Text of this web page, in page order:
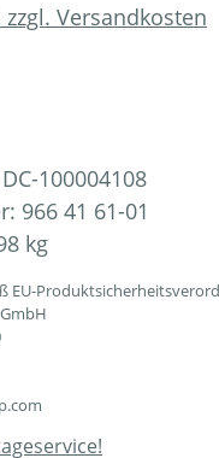
Versandkosten
DC-100004108
966 41 61-01
kg
EU-